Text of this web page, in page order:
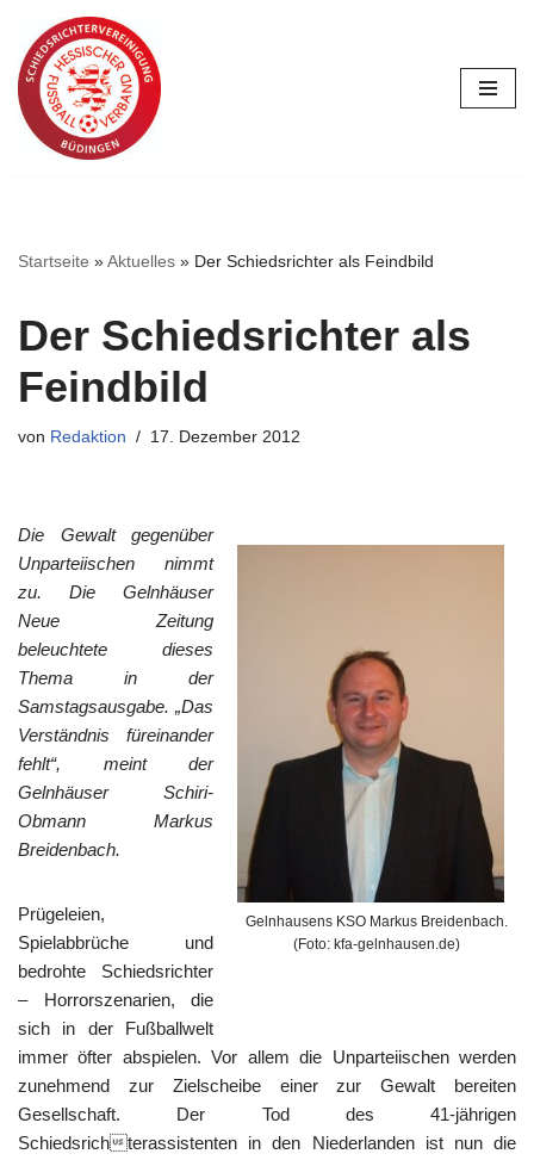
Zum
Inhalt
springen
Startseite »Aktuelles » Der Schiedsrichter als Feindbild
Der Schiedsrichter als
Feindbild
von Redaktion 17. Dezember 2012
Gelnhausens KSO Markus Breidenbach.
(Foto: kfa-gelnhausen.de)
Die Gewalt gegenüber
Unparteiischen nimmt
zu. Die Gelnhäuser
Neue Zeitung
beleuchtete dieses
Thema in der
Samstagsausgabe. „Das
Verständnis füreinander
fehlt“, meint der
Gelnhäuser Schiri-
Obmann Markus
Breidenbach.
Prügeleien,
Spielabbrüche und
bedrohte Schiedsrichter
– Horrorszenarien, die
sich in der Fußballwelt
immer öfter abspielen. Vor allem die Unparteiischen werden
zunehmend zur Zielscheibe einer zur Gewalt bereiten
Gesellschaft. Der Tod des 41-jährigen
Schiedsrichterassistenten in den Niederlanden ist nun die